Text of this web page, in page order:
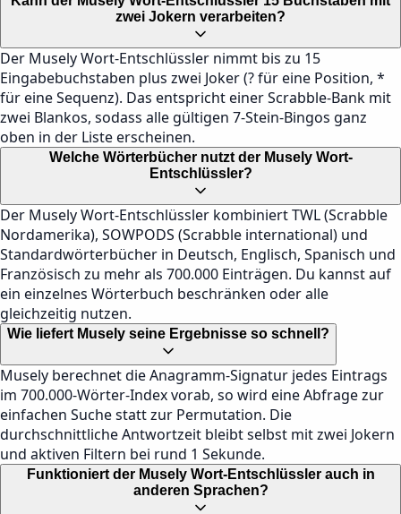
zwei Jokern verarbeiten?
Der Musely Wort-Entschlüssler nimmt bis zu 15
Eingabebuchstaben plus zwei Joker (? für eine Position, *
für eine Sequenz). Das entspricht einer Scrabble-Bank mit
zwei Blankos, sodass alle gültigen 7-Stein-Bingos ganz
oben in der Liste erscheinen.
Welche Wörterbücher nutzt der Musely Wort-
Entschlüssler?
Der Musely Wort-Entschlüssler kombiniert TWL (Scrabble
Nordamerika), SOWPODS (Scrabble international) und
Standardwörterbücher in Deutsch, Englisch, Spanisch und
Französisch zu mehr als 700.000 Einträgen. Du kannst auf
ein einzelnes Wörterbuch beschränken oder alle
gleichzeitig nutzen.
Wie liefert Musely seine Ergebnisse so schnell?
Musely berechnet die Anagramm-Signatur jedes Eintrags
im 700.000-Wörter-Index vorab, so wird eine Abfrage zur
einfachen Suche statt zur Permutation. Die
durchschnittliche Antwortzeit bleibt selbst mit zwei Jokern
und aktiven Filtern bei rund 1 Sekunde.
Funktioniert der Musely Wort-Entschlüssler auch in
anderen Sprachen?